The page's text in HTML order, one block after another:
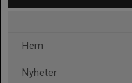
Hem
Nyheter